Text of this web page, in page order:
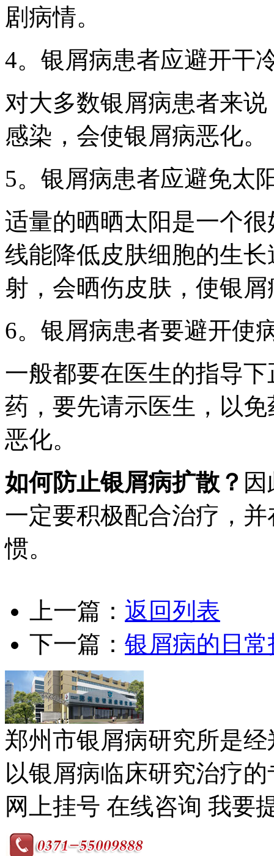
剧病情。
4。银屑病患者应避开干
对大多数银屑病患者来
感染，会使银屑病恶化。
5。银屑病患者应避免太
适量的晒晒太阳是一个
线能降低皮肤细胞的生
射，会晒伤皮肤，使银
6。银屑病患者要避开使
一般都要在医生的指导
药，要先请示医生，以
恶化。
如何防止银屑病扩散？
一定要积极配合治疗，
惯。
上一篇： 返回列表
下一篇： 银屑病的日
郑州市银屑病研究所是
以银屑病临床研究治疗
网上挂号 在线咨询 我要